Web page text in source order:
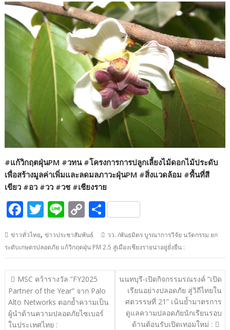
#แก้วิกฤตฝุ่นPM #วทน #โครงการการปลูกเลี้ยงไม้ดอกไม้ประดับ
เพื่อสร้างมูลค่าเพิ่มและลดมลภาวะฝุ่นPM #สิ่งแวดล้อม #พื้นที่สี
เขียว #อว #วว #วช #เชียงราย
F
ac
e
b
o
o
k
T
itt
er
Li
e
C
o
p
y
Li
n
k
S
ar
e
ข่าวทั่วไทย,ข่าวประชาสัมพันธ์
วว. /พันธมิตร บูรณาการวิจัย นวัตกรรม ยก
ระดับเกษตรปลอดภัย แก้วิกฤตฝุ่น PM 2.5 สู่เมืองเชียงรายน่าอยู่ยั่งยืน :
แนะแนว
เรื่อง
MSC คว้ารางวัล “FY2025
Partner of the Year” จาก Palo
Alto Networks ตอกย้ำความเป็น
ผู้นำด้านความปลอดภัยไซเบอร์
ในประเทศไทย :
นนทบุรี-เปิดกิจกรรมรณรงค์ “เปิด
เรียนอย่างปลอดภัย สู่วิถีไทยใน
ศตวรรษที่ 21” เน้นย้ำมาตรการ
ดูแลความปลอดภัยนักเรียนรอบ
ด้านต้อนรับเปิดเทอมใหม่ :